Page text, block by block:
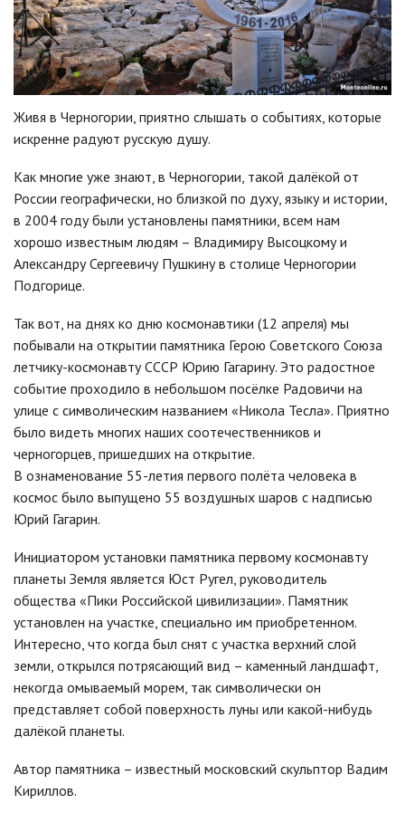
Живя в Черногории, приятно слышать о событиях, которые
искренне радуют русскую душу.
Как многие уже знают, в Черногории, такой далёкой от
России географически, но близкой по духу, языку и истории,
в 2004 году были установлены памятники, всем нам
хорошо известным людям – Владимиру Высоцкому и
Александру Сергеевичу Пушкину в столице Черногории
Подгорице.
Так вот, на днях ко дню космонавтики (12 апреля) мы
побывали на открытии памятника Герою Советского Союза
летчику-космонавту СССР Юрию Гагарину. Это радостное
событие проходило в небольшом посёлке Радовичи на
улице с символическим названием «Никола Тесла». Приятно
было видеть многих наших соотечественников и
черногорцев, пришедших на открытие.
В ознаменование 55-летия первого полёта человека в
космос было выпущено 55 воздушных шаров с надписью
Юрий Гагарин.
Инициатором установки памятника первому космонавту
планеты Земля является Юст Ругел, руководитель
общества «Пики Российской цивилизации». Памятник
установлен на участке, специально им приобретенном.
Интересно, что когда был снят с участка верхний слой
земли, открылся потрясающий вид – каменный ландшафт,
некогда омываемый морем, так символически он
представляет собой поверхность луны или какой-нибудь
далёкой планеты.
Автор памятника – известный московский скульптор Вадим
Кириллов.